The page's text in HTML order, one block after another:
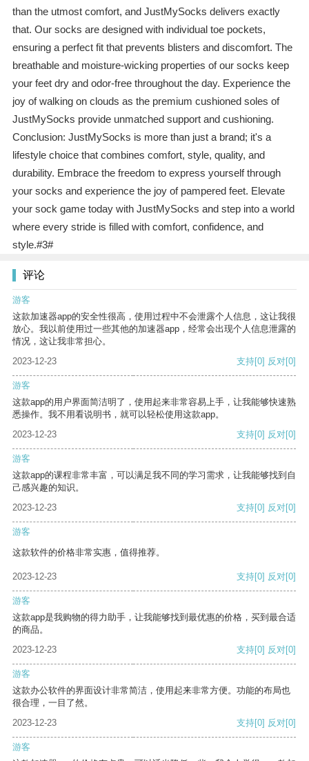
than the utmost comfort, and JustMySocks delivers exactly
that. Our socks are designed with individual toe pockets,
ensuring a perfect fit that prevents blisters and discomfort. The
breathable and moisture-wicking properties of our socks keep
your feet dry and odor-free throughout the day. Experience the
joy of walking on clouds as the premium cushioned soles of
JustMySocks provide unmatched support and cushioning.
Conclusion: JustMySocks is more than just a brand; it's a
lifestyle choice that combines comfort, style, quality, and
durability. Embrace the freedom to express yourself through
your socks and experience the joy of pampered feet. Elevate
your sock game today with JustMySocks and step into a world
where every stride is filled with comfort, confidence, and
style.#3#
评论
游客
这款加速器app的安全性很高，使用过程中不会泄露个人信息，这让我很
放心。我以前使用过一些其他的加速器app，经常会出现个人信息泄露的
情况，这让我非常担心。
2023-12-23
支持[0] 反对[0]
游客
这款app的用户界面简洁明了，使用起来非常容易上手，让我能够快速熟
悉操作。我不用看说明书，就可以轻松使用这款app。
2023-12-23
支持[0] 反对[0]
游客
这款app的课程非常丰富，可以满足我不同的学习需求，让我能够找到自
己感兴趣的知识。
2023-12-23
支持[0] 反对[0]
游客
这款软件的价格非常实惠，值得推荐。
2023-12-23 支持[0] 反对[0]
游客
这款app是我购物的得力助手，让我能够找到最优惠的价格，买到最合适
的商品。
2023-12-23
支持[0] 反对[0]
游客
这款办公软件的界面设计非常简洁，使用起来非常方便。功能的布局也
很合理，一目了然。
2023-12-23
支持[0] 反对[0]
游客